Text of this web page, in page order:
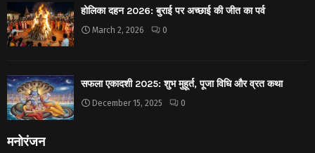
होलिका दहन 2026: बुराई पर अच्छाई की जीत का पर्व
March 2, 2026 0
सफला एकादशी 2025: शुभ मुहूर्त, पूजा विधि और व्रत कथा
December 15, 2025 0
मनोरंजन